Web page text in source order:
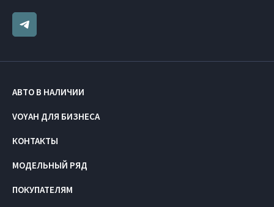
АВТО В НАЛИЧИИ
VOYAH ДЛЯ БИЗНЕСА
КОНТАКТЫ
МОДЕЛЬНЫЙ РЯД
ПОКУПАТЕЛЯМ